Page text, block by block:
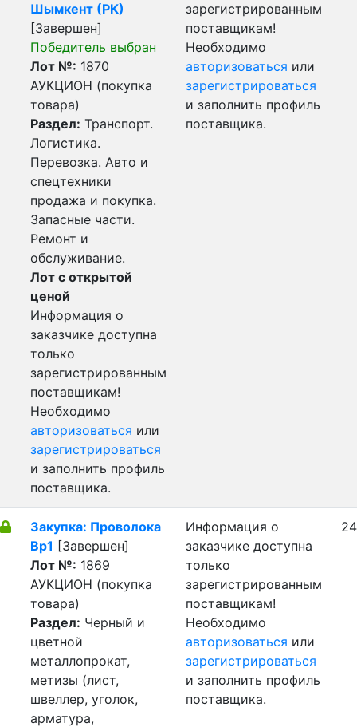
Шымкент (РК)
[Завершен]
Победитель выбран
Лот №: 1870
АУКЦИОН (покупка
товара)
Раздел: Транспорт.
Логистика.
Перевозка. Авто и
спецтехники
продажа и покупка.
Запасные части.
Ремонт и
обслуживание.
Лот с открытой
ценой
Информация о
заказчике доступна
только
зарегистрированным
поставщикам!
Необходимо
авторизоваться или
зарегистрироваться
и заполнить профиль
поставщика.
зарегистрированным
поставщикам!
Необходимо
авторизоваться или
зарегистрироваться
и заполнить профиль
поставщика.
Закупка: Проволока
Вр1 [Завершен]
Лот №: 1869
АУКЦИОН (покупка
товара)
Раздел: Черный и
цветной
металлопрокат,
метизы (лист,
швеллер, уголок,
арматура,
Информация о
заказчике доступна
только
зарегистрированным
поставщикам!
Необходимо
авторизоваться или
зарегистрироваться
и заполнить профиль
поставщика.